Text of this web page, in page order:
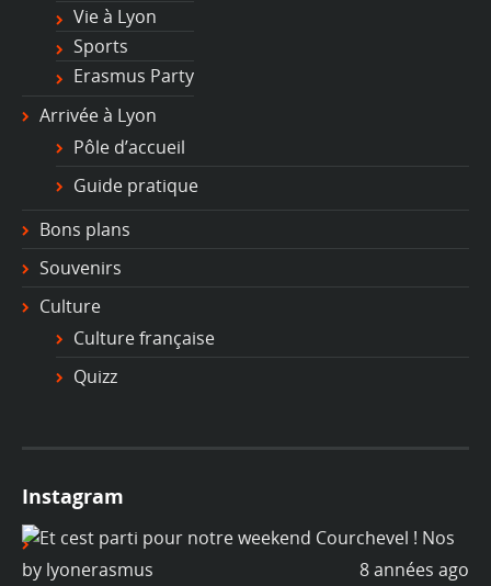
Vie à Lyon
Sports
Erasmus Party
Arrivée à Lyon
Pôle d’accueil
Guide pratique
Bons plans
Souvenirs
Culture
Culture française
Quizz
Instagram
8 années ago
by lyonerasmus